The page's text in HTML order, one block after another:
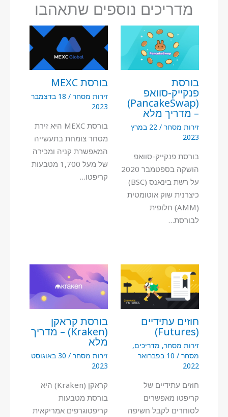
מדריכים נוספים שתאהבו
בורסת
פנקייק-סוואפ
(PancakeSwap)
– מדריך מלא
זירות מסחר /
22 במרץ
2023
בורסת פנקייק-סוואפ
הושקה בספטמבר 2020
על רשת בינאנס (BSC)
כיצרנית שוק אוטומטית
(AMM) חלופית
לבורסת…
בורסת MEXC
זירות מסחר /
18 בדצמבר
2023
בורסת MEXC היא זירת
מסחר צומחת בתעשייה
המאפשרת קניה ומכירה
של מעל 1,700 מטבעות
קריפטו…
חוזים עתידיים
(Futures)
זירות מסחר, מדריכים,
מסחר /
10 בפברואר
2022
חוזים עתידיים של
קריפטו מאפשרים
לסוחרים לקבל חשיפה
בורסת קראקן
(Kraken) – מדריך
מלא
זירות מסחר /
30 באוגוסט
2023
קראקן (Kraken) היא
בורסת מטבעות
קריפטוגרפים אמריקאית